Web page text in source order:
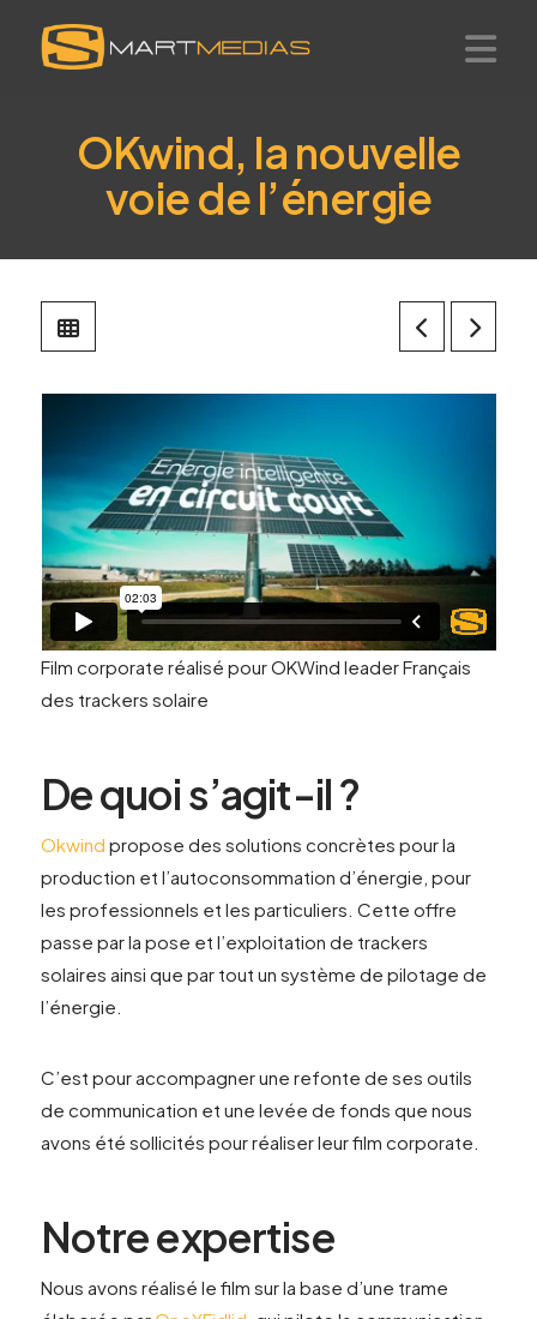
Smartmedias
OKwind, la nouvelle
voie de l’énergie
Film corporate réalisé pour OKWind leader Français
des trackers solaire
De quoi s’agit-il ?
Okwind propose des solutions concrètes pour la
production et l’autoconsommation d’énergie, pour
les professionnels et les particuliers. Cette offre
passe par la pose et l’exploitation de trackers
solaires ainsi que par tout un système de pilotage de
l’énergie.
C’est pour accompagner une refonte de ses outils
de communication et une levée de fonds que nous
avons été sollicités pour réaliser leur film corporate.
Notre expertise
Nous avons réalisé le film sur la base d’une trame